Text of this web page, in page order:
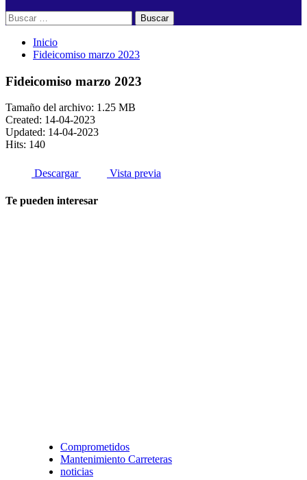
Buscar:
Inicio
Fideicomiso marzo 2023
Fideicomiso marzo 2023
Tamaño del archivo: 1.25 MB
Created: 14-04-2023
Updated: 14-04-2023
Hits: 140
Descargar Vista previa
Te pueden interesar
Comprometidos
Mantenimiento Carreteras
noticias